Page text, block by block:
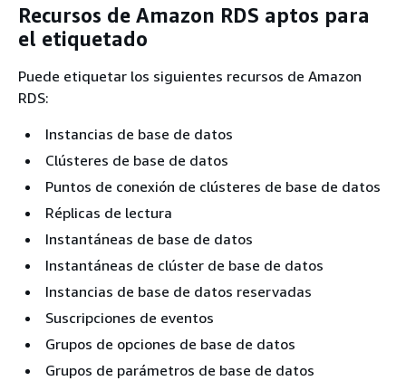
Recursos de Amazon RDS aptos para
el etiquetado
Puede etiquetar los siguientes recursos de Amazon
RDS:
Instancias de base de datos
Clústeres de base de datos
Puntos de conexión de clústeres de base de datos
Réplicas de lectura
Instantáneas de base de datos
Instantáneas de clúster de base de datos
Instancias de base de datos reservadas
Suscripciones de eventos
Grupos de opciones de base de datos
Grupos de parámetros de base de datos